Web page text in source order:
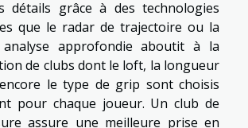
détails grâce à des technologies
que le radar de trajectoire ou la
analyse approfondie aboutit à la
de clubs dont le loft, la longueur
le type de grip sont choisis
pour chaque joueur. Un club de
assure une meilleure prise en